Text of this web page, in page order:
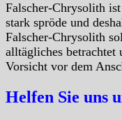
Falscher-Chrysolith
stark spröde und
Falscher-Chrysolith
alltägliches betrachtet
Vorsicht vor dem
Helfen Sie uns